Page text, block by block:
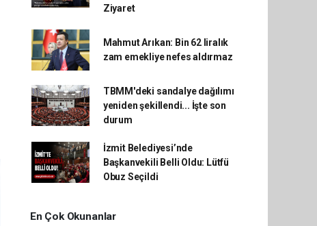
Ziyaret
Mahmut Arıkan: Bin 62 liralık
zam emekliye nefes aldırmaz
TBMM'deki sandalye dağılımı
yeniden şekillendi... İşte son
durum
İzmit Belediyesi’nde
Başkanvekili Belli Oldu: Lütfü
Obuz Seçildi
En Çok Okunanlar